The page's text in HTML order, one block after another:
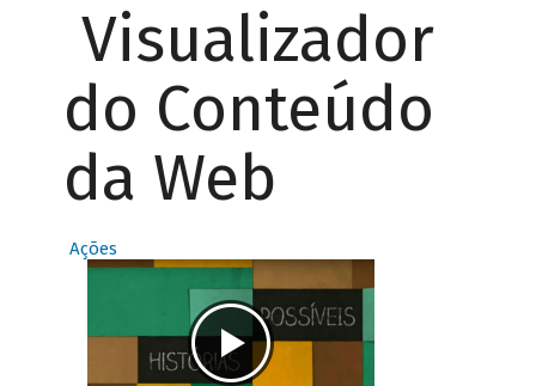
Visualizador
do Conteúdo
da Web
Ações